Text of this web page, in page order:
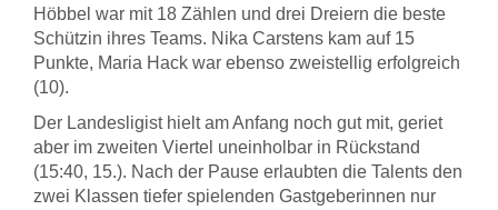
Höbbel war mit 18 Zählen und drei Dreiern die beste
Schützin ihres Teams. Nika Carstens kam auf 15
Punkte, Maria Hack war ebenso zweistellig erfolgreich
(10).
Der Landesligist hielt am Anfang noch gut mit, geriet
aber im zweiten Viertel uneinholbar in Rückstand
(15:40, 15.). Nach der Pause erlaubten die Talents den
zwei Klassen tiefer spielenden Gastgeberinnen nur